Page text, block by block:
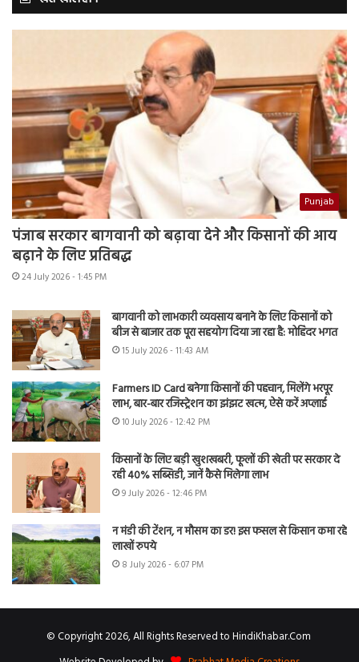
Punjab
पंजाब सरकार बागवानी को बढ़ावा देने और किसानों की आय
बढ़ाने के लिए प्रतिबद्ध
24 July 2026 - 1:45 PM
बागवानी को लाभकारी व्यवसाय बनाने के लिए किसानों को
बीज से बाजार तक पूरा सहयोग दिया जा रहा है: मोहिंदर भगत
15 July 2026 - 11:43 AM
Farmers ID Card बनेगा किसानों की पहचान, मिलेंगे भरपूर
लाभ, बार-बार रजिस्ट्रेशन का झंझट खत्म, ऐसे करें अप्लाई
10 July 2026 - 12:42 PM
किसानों के लिए बड़ी खुशखबरी, फूलों की खेती पर सरकार दे
रही 40% सब्सिडी, जानें कैसे मिलेगा लाभ
9 July 2026 - 12:46 PM
न मंडी की टेंशन, न मौसम का डर! इस फसल से किसान कमा रहे
लाखों रुपये
8 July 2026 - 6:07 PM
© Copyright 2026, All Rights Reserved to HindiKhabar.Com